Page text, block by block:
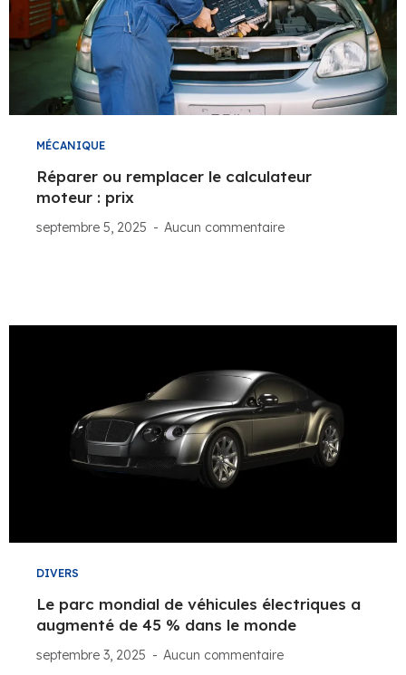
MÉCANIQUE
Réparer ou remplacer le calculateur
moteur : prix
septembre 5, 2025 Aucun commentaire
DIVERS
Le parc mondial de véhicules électriques a
augmenté de 45 % dans le monde
septembre 3, 2025 Aucun commentaire